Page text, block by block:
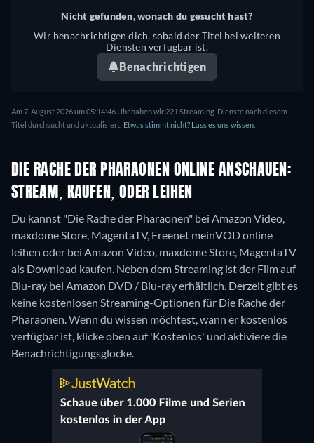
Nicht gefunden, wonach du gesucht hast?
Wir benachrichtigen dich, sobald der Titel bei weiteren
Diensten verfügbar ist.
Benachrichtigen
Am 7. August 2026 um 05:14:46 Uhr haben wir 221 Streaming-Dienste nach diesem
Titel durchsucht und aktualisiert. Etwas stimmt nicht? Lass es uns wissen.
DIE RACHE DER PHARAONEN ONLINE ANSCHAUEN:
STREAM, KAUFEN, ODER LEIHEN
Du kannst "Die Rache der Pharaonen" bei Amazon Video,
maxdome Store, MagentaTV, Freenet meinVOD online
leihen oder bei Amazon Video, maxdome Store, MagentaTV
als Download kaufen. Neben dem Streaming ist der Film auf
Blu-ray bei Amazon DVD / Blu-ray erhältlich. Derzeit gibt es
keine kostenlosen Streaming-Optionen für Die Rache der
Pharaonen. Wenn du wissen möchtest, wann er kostenlos
verfügbar ist, klicke oben auf 'Kostenlos' und aktiviere die
Benachrichtigungsglocke.